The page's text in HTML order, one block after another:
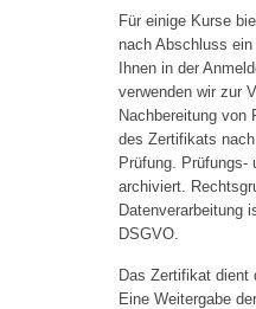
Für einige Kurse
nach Abschluss
Ihnen in der
verwenden wir zur
Nachbereitung von
des Zertifikats
Prüfung. Prüfungs-
archiviert.
Datenverarbeitung
DSGVO.
Das Zertifikat dient
Eine Weitergabe